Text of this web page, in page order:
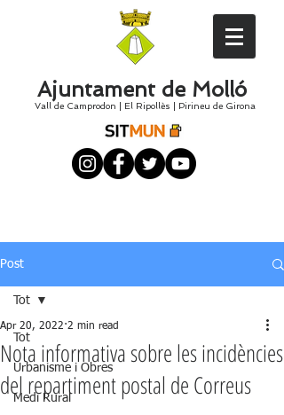
Ajuntament de Molló
Vall de Camprodon El Ripollès Pirineu de Girona
Post
Tot
Urbanisme i Obres
Medi Rural
Tot
Nota informativa sobre les incidències
del repartiment postal de Correus
Apr 20, 2022 2 min read